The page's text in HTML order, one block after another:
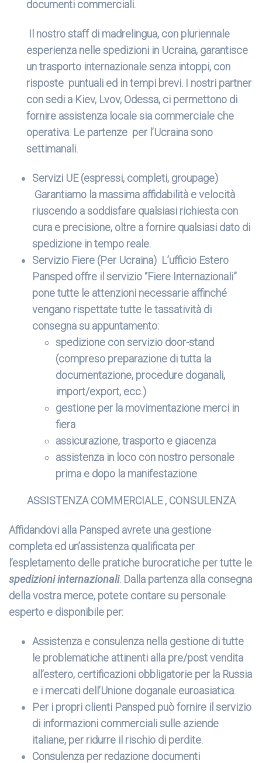
documenti commerciali.
Il nostro staff di madrelingua, con pluriennale
esperienza nelle spedizioni in Ucraina, garantisce
un trasporto internazionale senza intoppi, con
risposte puntuali ed in tempi brevi. I nostri partner
con sedi a Kiev, Lvov, Odessa, ci permettono di
fornire assistenza locale sia commerciale che
operativa. Le partenze per l’Ucraina sono
settimanali.
Servizi UE (espressi, completi, groupage)
Garantiamo la massima affidabilità e velocità
riuscendo a soddisfare qualsiasi richiesta con
cura e precisione, oltre a fornire qualsiasi dato di
spedizione in tempo reale.
Servizio Fiere (Per Ucraina) L’ufficio Estero
Pansped offre il servizio “Fiere Internazionali”
pone tutte le attenzioni necessarie affinché
vengano rispettate tutte le tassatività di
consegna su appuntamento:
spedizione con servizio door-stand
(compreso preparazione di tutta la
documentazione, procedure doganali,
import/export, ecc.)
gestione per la movimentazione merci in
fiera
assicurazione, trasporto e giacenza
assistenza in loco con nostro personale
prima e dopo la manifestazione
ASSISTENZA COMMERCIALE , CONSULENZA
Affidandovi alla Pansped avrete una gestione
completa ed un’assistenza qualificata per
l’espletamento delle pratiche burocratiche per tutte le
spedizioni internazionali. Dalla partenza alla consegna
della vostra merce, potete contare su personale
esperto e disponibile per:
Assistenza e consulenza nella gestione di tutte
le problematiche attinenti alla pre/post vendita
all’estero, certificazioni obbligatorie per la Russia
e i mercati dell’Unione doganale euroasiatica.
Per i propri clienti Pansped può fornire il servizio
di informazioni commerciali sulle aziende
italiane, per ridurre il rischio di perdite.
Consulenza per redazione documenti